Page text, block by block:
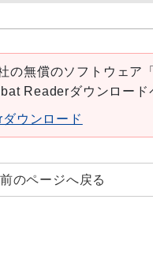
の無償のソフトウェア
Readerダウンロード
ウンロード
前のページへ戻る